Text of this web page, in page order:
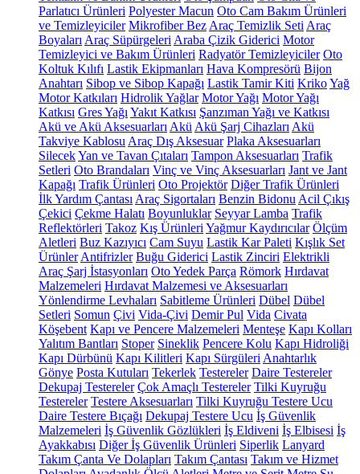
Parlatıcı Ürünleri Polyester Macun Oto Cam Bakım Ürünleri
ve Temizleyiciler Mikrofiber Bez Araç Temizlik Seti Araç
Boyaları Araç Süpürgeleri Araba Çizik Giderici Motor
Temizleyici ve Bakım Ürünleri Radyatör Temizleyiciler Oto
Koltuk Kılıfı Lastik Ekipmanları Hava Kompresörü Bijon
Anahtarı Sibop ve Sibop Kapağı Lastik Tamir Kiti KrikoYağ
Motor Katkıları Hidrolik Yağlar Motor Yağı Motor Yağı
Katkısı Gres Yağı Yakıt Katkısı Şanzıman Yağı ve Katkısı
Akü ve Akü Aksesuarları Akü Akü Şarj Cihazları Akü
Takviye Kablosu Araç Dış Aksesuar Plaka Aksesuarları
SilecekYan ve Tavan Çıtaları Tampon Aksesuarları Trafik
Setleri Oto Brandaları Vinç ve Vinç Aksesuarları Jant ve Jant
Kapağı Trafik Ürünleri Oto Projektör Diğer Trafik Ürünleri
İlk Yardım Çantası Araç Sigortaları Benzin Bidonu Acil Çıkış
Çekici Çekme Halatı Boyunluklar Seyyar Lamba Trafik
Reflektörleri Takoz Kış Ürünleri Yağmur Kaydırıcılar Ölçüm
Aletleri Buz Kazıyıcı Cam Suyu Lastik Kar Paleti Kışlık Set
Ürünler Antifrizler Buğu Giderici Lastik Zinciri Elektrikli
Araç Şarj İstasyonları Oto Yedek Parça Römork Hırdavat
Malzemeleri Hırdavat Malzemesi ve Aksesuarları
Yönlendirme Levhaları Sabitleme Ürünleri Dübel Dübel
Setleri Somun Çivi Vida-Çivi Demir Pul Vida Civata
Köşebent Kapı ve Pencere Malzemeleri Menteşe Kapı Kolları
Yalıtım Bantları Stoper Sineklik Pencere Kolu Kapı Hidroliği
Kapı Dürbünü Kapı Kilitleri Kapı Sürgüleri Anahtarlık
Gönye Posta Kutuları Tekerlek Testereler Daire Testereler
Dekupaj Testereler Çok Amaçlı Testereler Tilki Kuyruğu
Testereler Testere Aksesuarları Tilki Kuyruğu Testere Ucu
Daire Testere Bıçağı Dekupaj Testere Ucu İş Güvenlik
Malzemeleri İş Güvenlik Gözlükleri İş Eldiveni İş Elbisesi İş
Ayakkabısı Diğer İş Güvenlik Ürünleri Siperlik Lanyard
Takım Çanta Ve Dolapları Takım Çantası Takım ve Hizmet